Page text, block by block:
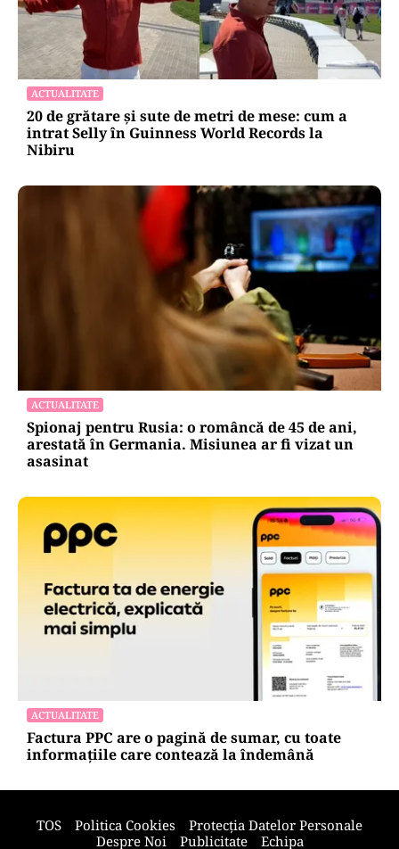
ACTUALITATE
20 de grătare și sute de metri de mese: cum a
intrat Selly în Guinness World Records la
Nibiru
ACTUALITATE
Spionaj pentru Rusia: o româncă de 45 de ani,
arestată în Germania. Misiunea ar fi vizat un
asasinat
ACTUALITATE
Factura PPC are o pagină de sumar, cu toate
informațiile care contează la îndemână
TOS Politica Cookies
Protecția Datelor Personale
Despre Noi
Publicitate Echipa